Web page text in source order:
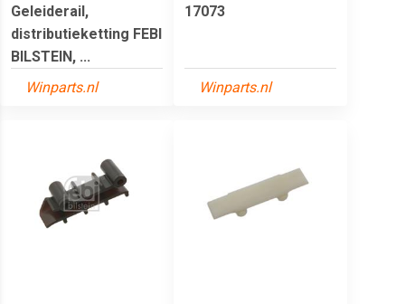
Geleiderail,
distributieketting FEBI
BILSTEIN, ...
Winparts.nl
17073
Winparts.nl